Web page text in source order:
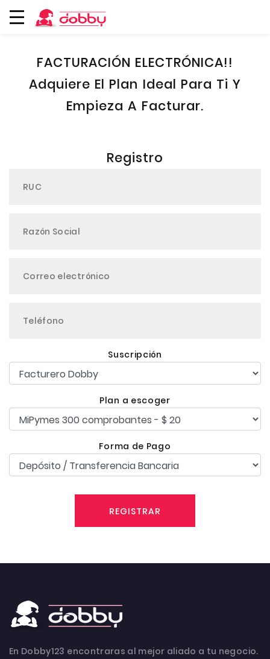
FACTURACIÓN ELECTRÓNICA!!
Adquiere El Plan Ideal Para Ti Y
Empieza A Facturar.
Registro
Suscripción
Plan a escoger
Forma de Pago
REGISTRAR
En Dobby123 encontraras al mejor aliado a tu negocio.